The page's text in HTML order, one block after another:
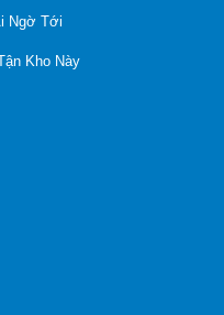
Ngờ Tới
Kho Này